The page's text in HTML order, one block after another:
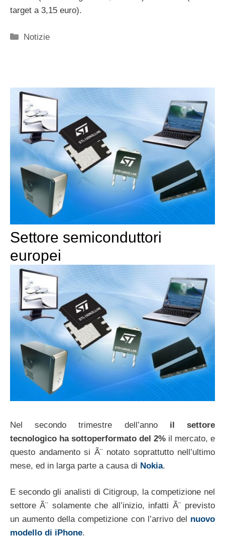
target a 3,15 euro).
Categorie
Notizie
Settore semiconduttori
europei
Nel secondo trimestre dell’anno il settore
tecnologico ha sottoperformato del 2% il mercato, e
questo andamento si Ã¨ notato soprattutto nell’ultimo
mese, ed in larga parte a causa di Nokia.
E secondo gli analisti di Citigroup, la competizione nel
settore Ã¨ solamente che all’inizio, infatti Ã¨ previsto
un aumento della competizione con l’arrivo del nuovo
modello di iPhone.